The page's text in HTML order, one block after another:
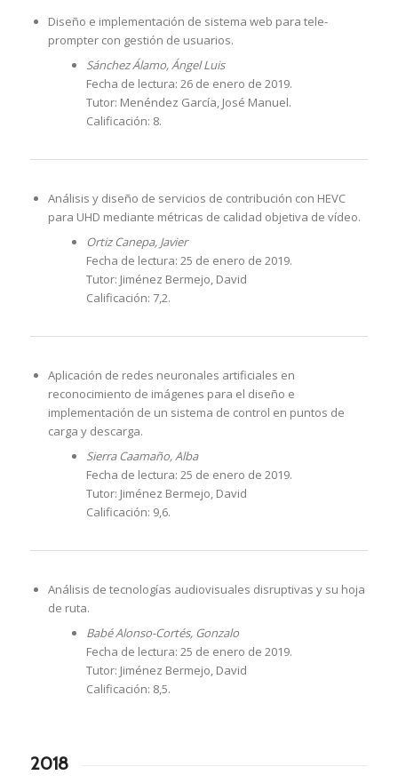
Diseño e implementación de sistema web para tele-
prompter con gestión de usuarios.
Sánchez Álamo, Ángel Luis
Fecha de lectura: 26 de enero de 2019.
Tutor: Menéndez García, José Manuel.
Calificación: 8.
Análisis y diseño de servicios de contribución con HEVC
para UHD mediante métricas de calidad objetiva de vídeo.
Ortiz Canepa, Javier
Fecha de lectura: 25 de enero de 2019.
Tutor: Jiménez Bermejo, David
Calificación: 7,2.
Aplicación de redes neuronales artificiales en
reconocimiento de imágenes para el diseño e
implementación de un sistema de control en puntos de
carga y descarga.
Sierra Caamaño, Alba
Fecha de lectura: 25 de enero de 2019.
Tutor: Jiménez Bermejo, David
Calificación: 9,6.
Análisis de tecnologías audiovisuales disruptivas y su hoja
de ruta.
Babé Alonso-Cortés, Gonzalo
Fecha de lectura: 25 de enero de 2019.
Tutor: Jiménez Bermejo, David
Calificación: 8,5.
2018